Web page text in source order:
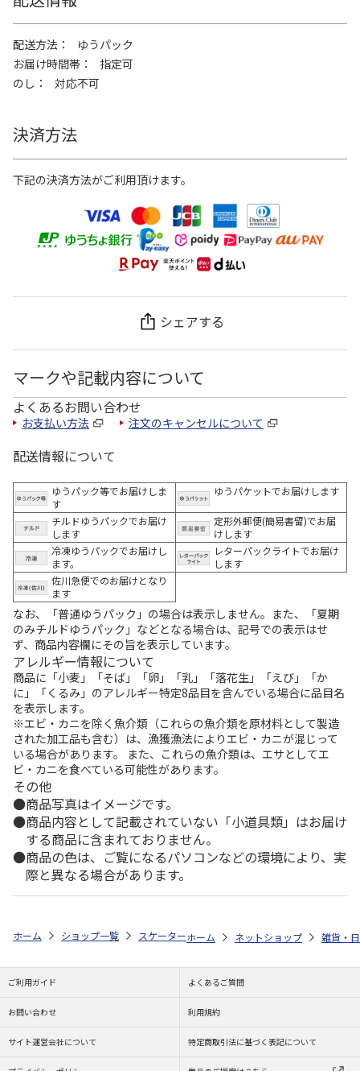
配送方法
ゆうパック
お届け時間帯
指定可
のし
対応不可
決済方法
下記の決済方法がご利用頂けます。
シェアする
マークや記載内容について
よくあるお問い合わせ
お支払い方法 注文のキャンセルについて
配送情報について
ゆうパック等でお届けしま
す
ゆうパケットでお届けします
チルドゆうパックでお届け
します
定形外郵便(簡易書留)でお届
けします
冷凍ゆうパックでお届けし
ます。
レターパックライトでお届け
します
佐川急便でのお届けとなり
ます
なお、「普通ゆうパック」の場合は表示しません。また、「夏期
のみチルドゆうパック」などとなる場合は、記号での表示はせ
ず、商品内容欄にその旨を表示しています。
アレルギー情報について
商品に「小麦」「そば」「卵」「乳」「落花生」「えび」「か
に」「くるみ」のアレルギー特定8品目を含んでいる場合に品目名
を表示します。
※エビ・カニを除く魚介類（これらの魚介類を原材料として製造
された加工品も含む）は、漁獲漁法によりエビ・カニが混じって
いる場合があります。 また、これらの魚介類は、エサとしてエ
ビ・カニを食べている可能性があります。
その他
商品写真はイメージです。
商品内容として記載されていない「小道具類」はお届け
する商品に含まれておりません。
商品の色は、ご覧になるパソコンなどの環境により、実
際と異なる場合があります。
ホーム ショップ一覧 スケーター 不織布保冷バッグ Woodstock ト
ホーム ネットショップ 雑貨・
ご利用ガイド よくあるご質問
お問い合わせ 利用規約
サイト運営会社について 特定商取引法に基づく表記について